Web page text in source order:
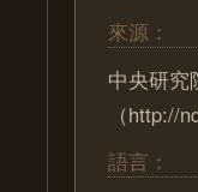
來源：
中央研究
（http://
語言：